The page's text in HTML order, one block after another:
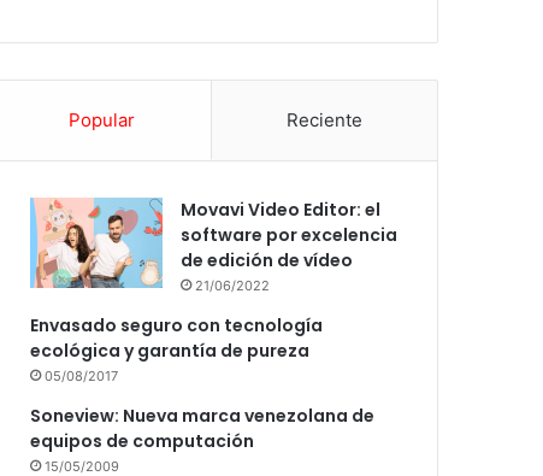
Popular Reciente
Movavi Video Editor: el
software por excelencia
de edición de vídeo
21/06/2022
Envasado seguro con tecnología
ecológica y garantía de pureza
05/08/2017
Soneview: Nueva marca venezolana de
equipos de computación
15/05/2009